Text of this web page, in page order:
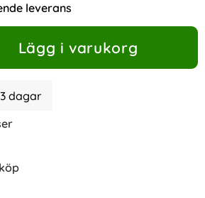
leverans
Lägg i varukorg
dagar